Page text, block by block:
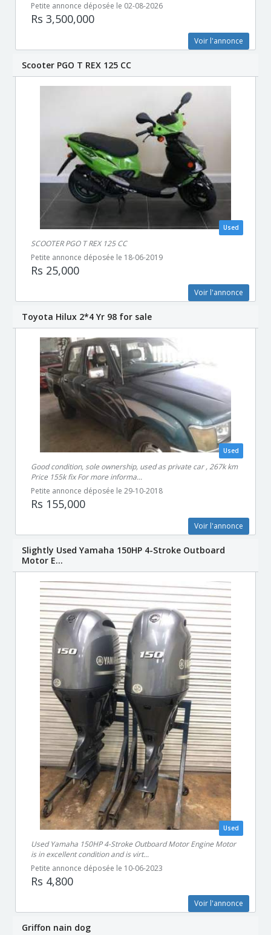
Petite annonce déposée le 02-08-2026
Rs 3,500,000
Voir l'annonce
Scooter PGO T REX 125 CC
Used
SCOOTER PGO T REX 125 CC
Petite annonce déposée le 18-06-2019
Rs 25,000
Voir l'annonce
Toyota Hilux 2*4 Yr 98 for sale
Used
Good condition, sole ownership, used as private car , 267k km
Price 155k fix For more informa...
Petite annonce déposée le 29-10-2018
Rs 155,000
Voir l'annonce
Slightly Used Yamaha 150HP 4-Stroke Outboard
Motor E...
Used
Used Yamaha 150HP 4-Stroke Outboard Motor Engine Motor
is in excellent condition and is virt...
Petite annonce déposée le 10-06-2023
Rs 4,800
Voir l'annonce
Griffon nain dog